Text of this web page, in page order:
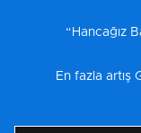
“Hancağız
En fazla artış